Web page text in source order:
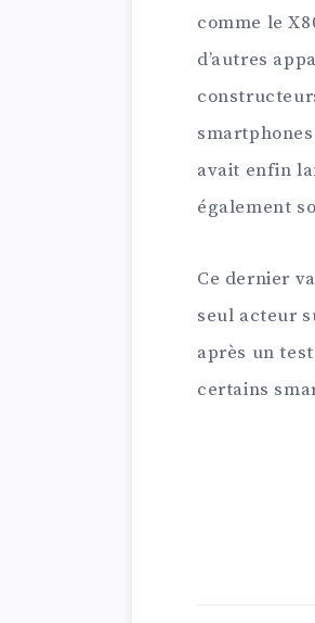
comme le
d’autres
avait enfin
également
Ce dernier
seul acteur
après un
certains